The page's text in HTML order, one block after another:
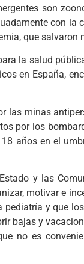
son
con la
que salvaron
la salud
en España,
las minas
por los
años en el
y las
motivar e
y que
bajas y
no es